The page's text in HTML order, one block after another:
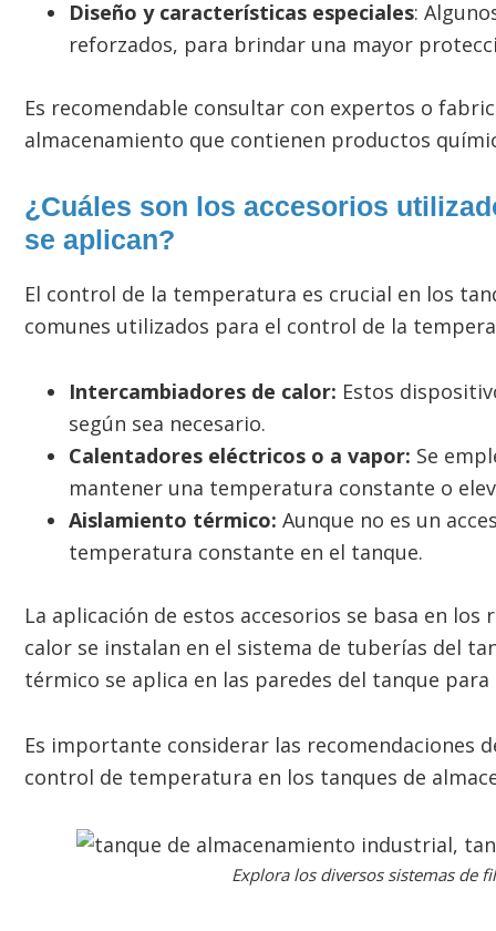
Diseño y características especiales:
reforzados, para brindar una mayor
Es recomendable consultar con expertos o
almacenamiento que contienen productos
¿Cuáles son los accesorios
se aplican?
El control de la temperatura es crucial en los
comunes utilizados para el control de la
Intercambiadores de calor: Estos
según sea necesario.
Calentadores eléctricos o a vapor: Se
mantener una temperatura constante o
Aislamiento térmico: Aunque no es un
temperatura constante en el tanque.
La aplicación de estos accesorios se basa en
calor se instalan en el sistema de tuberías del
térmico se aplica en las paredes del tanque
Es importante considerar las recomendaciones
control de temperatura en los tanques de
Explora los diversos sistemas de